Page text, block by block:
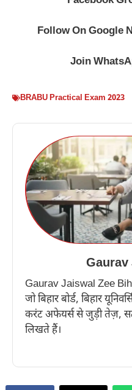
Follow On Google
Join
BRABU Practical Exam 2023
Gaurav Jaiswal Zee
जो बिहार बोर्ड, बिहार
करंट अफेयर्स से जुड़ी तेज़,
लिखते हैं।